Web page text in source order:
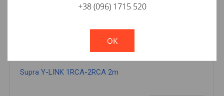
Supra Y-LINK 1RCA-2RCA 2m
+38 (096) 1715 520
!
Not valid!
OK